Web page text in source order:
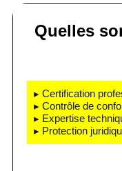
Quelles
▸ Certification
▸ Contrôle de
▸ Expertise
▸ Protection